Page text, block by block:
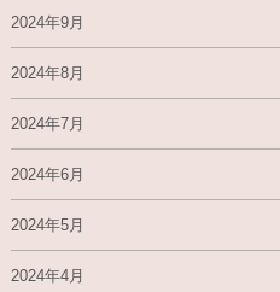
2024年9月
2024年8月
2024年7月
2024年6月
2024年5月
2024年4月